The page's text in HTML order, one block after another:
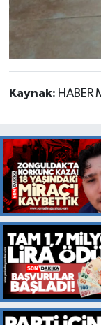
Kaynak: HABER